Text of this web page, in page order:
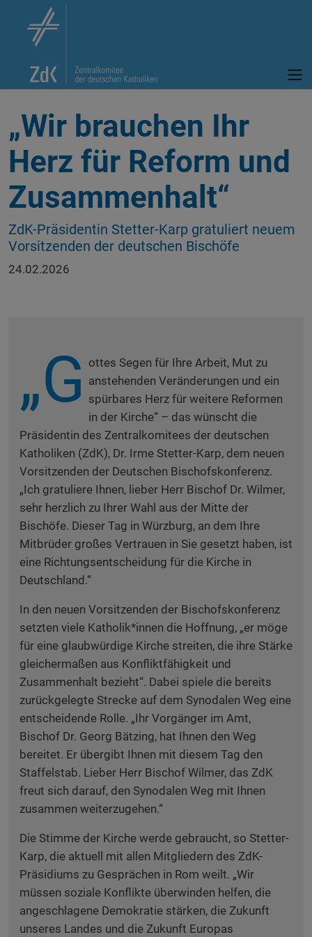
„Wir brauchen Ihr
Herz für Reform und
Zusammenhalt“
ZdK-Präsidentin Stetter-Karp gratuliert neuem
Vorsitzenden der deutschen Bischöfe
24.02.2026
„G ottes Segen für Ihre Arbeit, Mut zu
anstehenden Veränderungen und ein
spürbares Herz für weitere Reformen
in der Kirche“ – das wünscht die
Präsidentin des Zentralkomitees der deutschen
Katholiken (ZdK), Dr. Irme Stetter-Karp, dem neuen
Vorsitzenden der Deutschen Bischofskonferenz.
„Ich gratuliere Ihnen, lieber Herr Bischof Dr. Wilmer,
sehr herzlich zu Ihrer Wahl aus der Mitte der
Bischöfe. Dieser Tag in Würzburg, an dem Ihre
Mitbrüder großes Vertrauen in Sie gesetzt haben, ist
eine Richtungsentscheidung für die Kirche in
Deutschland.“
In den neuen Vorsitzenden der Bischofskonferenz
setzten viele Katholik*innen die Hoffnung, „er möge
für eine glaubwürdige Kirche streiten, die ihre Stärke
gleichermaßen aus Konfliktfähigkeit und
Zusammenhalt bezieht“. Dabei spiele die bereits
zurückgelegte Strecke auf dem Synodalen Weg eine
entscheidende Rolle. „Ihr Vorgänger im Amt,
Bischof Dr. Georg Bätzing, hat Ihnen den Weg
bereitet. Er übergibt Ihnen mit diesem Tag den
Staffelstab. Lieber Herr Bischof Wilmer, das ZdK
freut sich darauf, den Synodalen Weg mit Ihnen
zusammen weiterzugehen.“
Die Stimme der Kirche werde gebraucht, so Stetter-
Karp, die aktuell mit allen Mitgliedern des ZdK-
Präsidiums zu Gesprächen in Rom weilt. „Wir
müssen soziale Konflikte überwinden helfen, die
angeschlagene Demokratie stärken, die Zukunft
unseres Landes und die Zukunft Europas